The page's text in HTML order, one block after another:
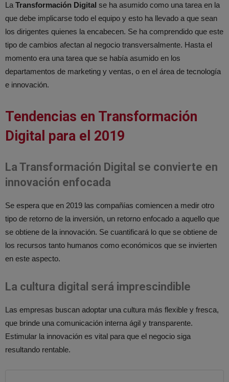
La Transformación Digital se ha asumido como una tarea en la
que debe implicarse todo el equipo y esto ha llevado a que sean
los dirigentes quienes la encabecen. Se ha comprendido que este
tipo de cambios afectan al negocio transversalmente. Hasta el
momento era una tarea que se había asumido en los
departamentos de marketing y ventas, o en el área de tecnología
e innovación.
Tendencias en Transformación
Digital para el 2019
La Transformación Digital se convierte en
innovación enfocada
Se espera que en 2019 las compañías comiencen a medir otro
tipo de retorno de la inversión, un retorno enfocado a aquello que
se obtiene de la innovación. Se cuantificará lo que se obtiene de
los recursos tanto humanos como económicos que se invierten
en este aspecto.
La cultura digital será imprescindible
Las empresas buscan adoptar una cultura más flexible y fresca,
que brinde una comunicación interna ágil y transparente.
Estimular la innovación es vital para que el negocio siga
resultando rentable.